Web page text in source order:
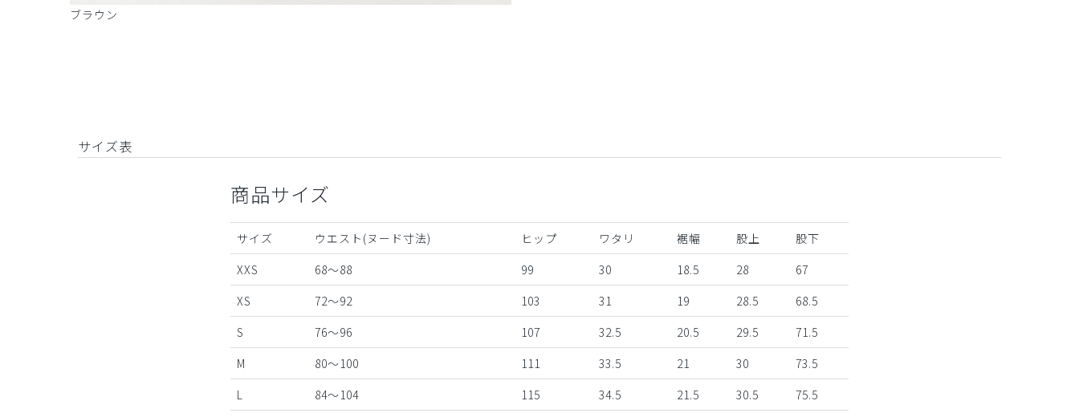
ブラウン
サイズ表
商品サイズ
サイズ ウエスト(ヌード寸法) ヒップ ワタリ 裾幅 股上
股下
XXS
68～88 99 30 18.5 28
67
XS
72～92 103 31 19 28.5
68.5
S
76～96 107 32.5 20.5 29.5
71.5
M
80～100 111 33.5 21 30
73.5
L
84～104 115 34.5 21.5 30.5
75.5